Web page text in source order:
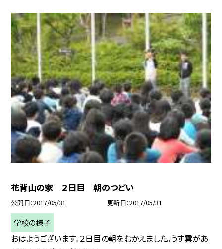
花背山の家 ２日目 朝のつどい
公開日 2017/05/31 更新日 2017/05/31
学校の様子
おはようございます。２日目の朝をむかえました。うす雲があ